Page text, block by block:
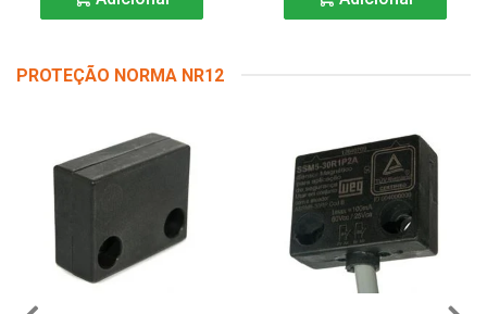
PROTEÇÃO NORMA NR12